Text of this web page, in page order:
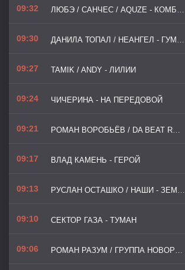
09:32 ЛЮБЭ / САНЧЕС / AQUZE - КОМБАТ
09:30 ДАНИЛА ТОПАЛ / НЕАНГЕЛ - ГУМАНИТАРКА
09:27 TAMIK / ANDY - ЛИЛИИ
09:24 ЧИЧЕРИНА - НА ПЕРЕДОВОЙ
09:21 РОМАН ВОРОБЬЁВ / DA BEAT RECORDZ - ЖИВОЙ
09:17 ВЛАД КАМЕНЬ - ГЕРОЙ
09:13 РУСЛАН ОСТАШКО / НАШИ - ЗЕМНОЙ ПОКЛОН
09:10 СЕКТОР ГАЗА - ТУМАН
09:06 РОМАН РАЗУМ / ГРУППА НОВОРОССИЯ - ЭТО ВАМ ЗА ПАЦАНОВ